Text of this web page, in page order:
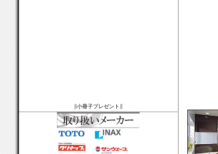
∥小冊子プレゼント∥